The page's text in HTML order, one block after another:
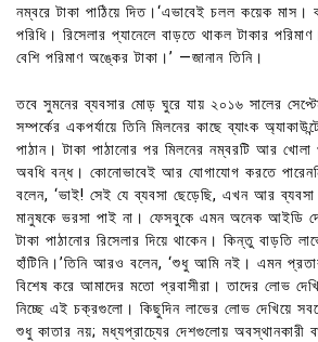
নম্বরে টাকা পাঠিয়ে দিত।‘এভাবেই চলল কয়েক মাস।
পরিধি। রিসেলার প্যানেলে বাড়তে থাকল টাকার
বেশি পরিমাণ অঙ্কের টাকা।’ —জানান তিনি।
তবে সুমনের ব্যবসার মোড় ঘুরে যায় ২০১৬ সালের
সম্পর্কের একপর্যায়ে তিনি মিলনের কাছে ব্যাংক
পাঠান। টাকা পাঠানোর পর মিলনের নম্বরটি আর
অবধি বন্ধ। কোনোভাবেই আর যোগাযোগ করতে
বলেন, ‘ভাই! সেই যে ব্যবসা ছেড়েছি, এখন আর
মানুষকে ভরসা পাই না। ফেসবুকে এমন অনেক আইডি
টাকা পাঠানোর রিসেলার দিয়ে থাকেন। কিন্তু বাড়তি
হাঁটিনি।’তিনি আরও বলেন, ‘শুধু আমি নই। এমন
বিশেষ করে আমাদের মতো প্রবাসীরা। তাদের লোভ
নিচ্ছে এই চক্রগুলো। কিছুদিন লাভের লোভ দেখিয়ে
শুধু কাতার নয়; মধ্যপ্রাচ্যের দেশগুলোয় অবস্থানকারী